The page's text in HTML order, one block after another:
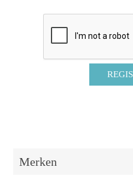
Merken